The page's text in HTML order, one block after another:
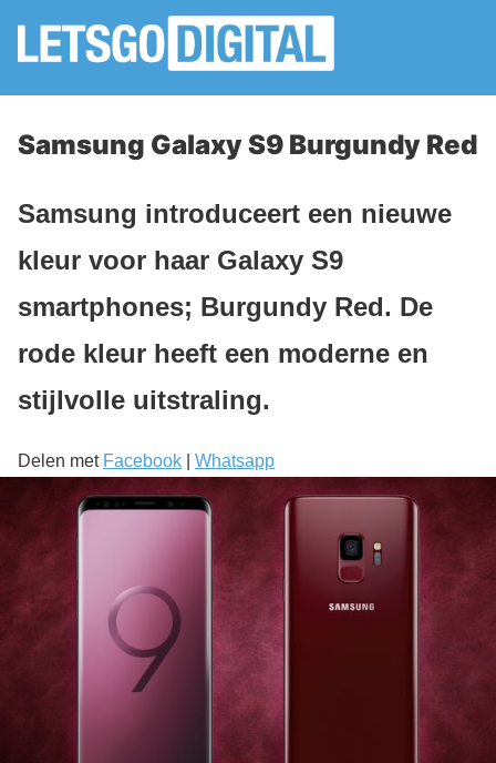
Samsung Galaxy S9 Burgundy Red
Samsung introduceert een nieuwe
kleur voor haar Galaxy S9
smartphones; Burgundy Red. De
rode kleur heeft een moderne en
stijlvolle uitstraling.
Delen met Facebook Whatsapp